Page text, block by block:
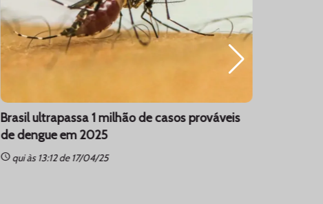
Brasil ultrapassa 1 milhão de casos prováveis
de dengue em 2025
schedulequi às 13:12 de 17/04/25